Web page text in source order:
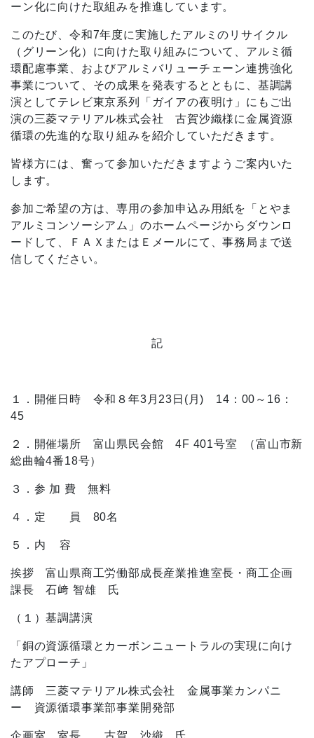
ーン化に向けた取組みを推進しています。
このたび、令和7年度に実施したアルミのリサイクル
（グリーン化）に向けた取り組みについて、アルミ循
環配慮事業、およびアルミバリューチェーン連携強化
事業について、その成果を発表するとともに、基調講
演としてテレビ東京系列「ガイアの夜明け」にもご出
演の三菱マテリアル株式会社 古賀沙織様に金属資源
循環の先進的な取り組みを紹介していただきます。
皆様方には、奮って参加いただきますようご案内いた
します。
参加ご希望の方は、専用の参加申込み用紙を「とやま
アルミコンソーシアム」のホームページからダウンロ
ードして、ＦＡＸまたはＥメールにて、事務局まで送
信してください。
記
１．開催日時 令和８年3 月 23 日 ( 月) 14 ： 00 ～ 16 ：
45
２．開催場所 富山県民会館4F 401号室
（富山市新
総曲輪4番18号）
３．参 加 費 無料
４．定 員 80名
５．内 容
挨拶 富山県商工労働部成長産業推進室長・商工企画
課長 石﨑 智雄 氏
（１）基調講演
「銅の資源循環とカーボンニュートラルの実現に向け
たアプローチ」
講師 三菱マテリアル株式会社 金属事業カンパニ
ー 資源循環事業部事業開発部
企画室 室長 古賀 沙織 氏